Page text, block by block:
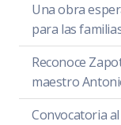
Una obra
para las
Reconoce
maestro
Convocatoria